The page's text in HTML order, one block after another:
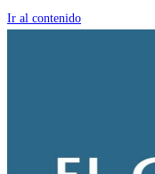
Ir al contenido